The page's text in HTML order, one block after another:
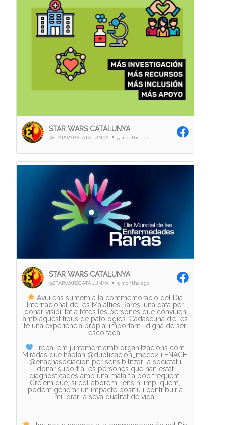
STAR WARS CATALUNYA
@STARWARSCATALUNYA 5 months ago
STAR WARS CATALUNYA
@STARWARSCATALUNYA 5 months ago
Avui ens sumem a la commemoració del Dia
Internacional de les Malalties Rares, una data per
donar visibilitat a totes les persones que conviuen
amb aquest tipus de patologies. Cadascuna d’elles
té una experiència pròpia, important i digna de ser
escoltada.
Treballem juntament amb organitzacions com
Miradas que hablan @duplicacion_mecp2 i ENACH
@enachasociacion per sensibilitzar la societat i
donar suport a les persones que han estat
diagnosticades amb una malaltia poc freqüent.
Creiem que, si col·laborem i ens hi impliquem,
podem generar un impacte positiu i contribuir a
millorar la seva qualitat de vida.
-----